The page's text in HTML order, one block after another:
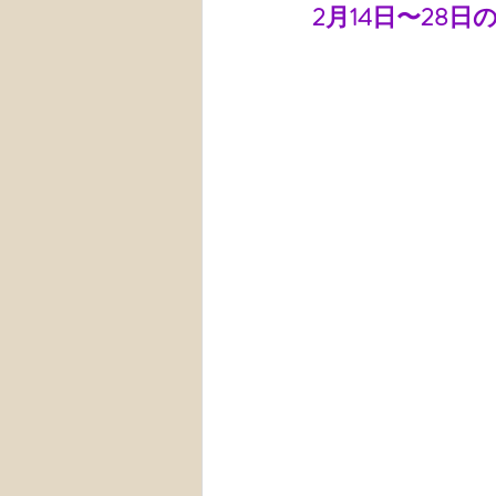
2月14日〜28日